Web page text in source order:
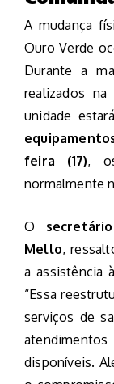
A mudança
Ouro Verde
Durante a
realizados na
unidade
feira (17),
normalmente
O
Mello,
a assistência
“Essa
serviços de
disponíveis.